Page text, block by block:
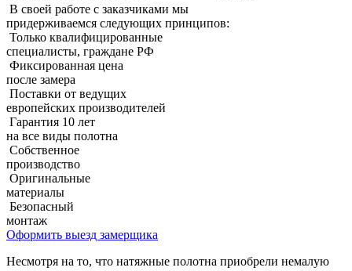
В своей работе с заказчиками мы
придерживаемcя следующих принципов:
Только квалифицированные
специалисты, граждане РФ
Фиксированная цена
после замера
Поставки от ведущих
европейских производителей
Гарантия 10 лет
на все виды полотна
Собственное
производство
Оригинальные
материалы
Безопасный
монтаж
Оформить выезд замерщика
Несмотря на то, что натяжные полотна приобрели немалую